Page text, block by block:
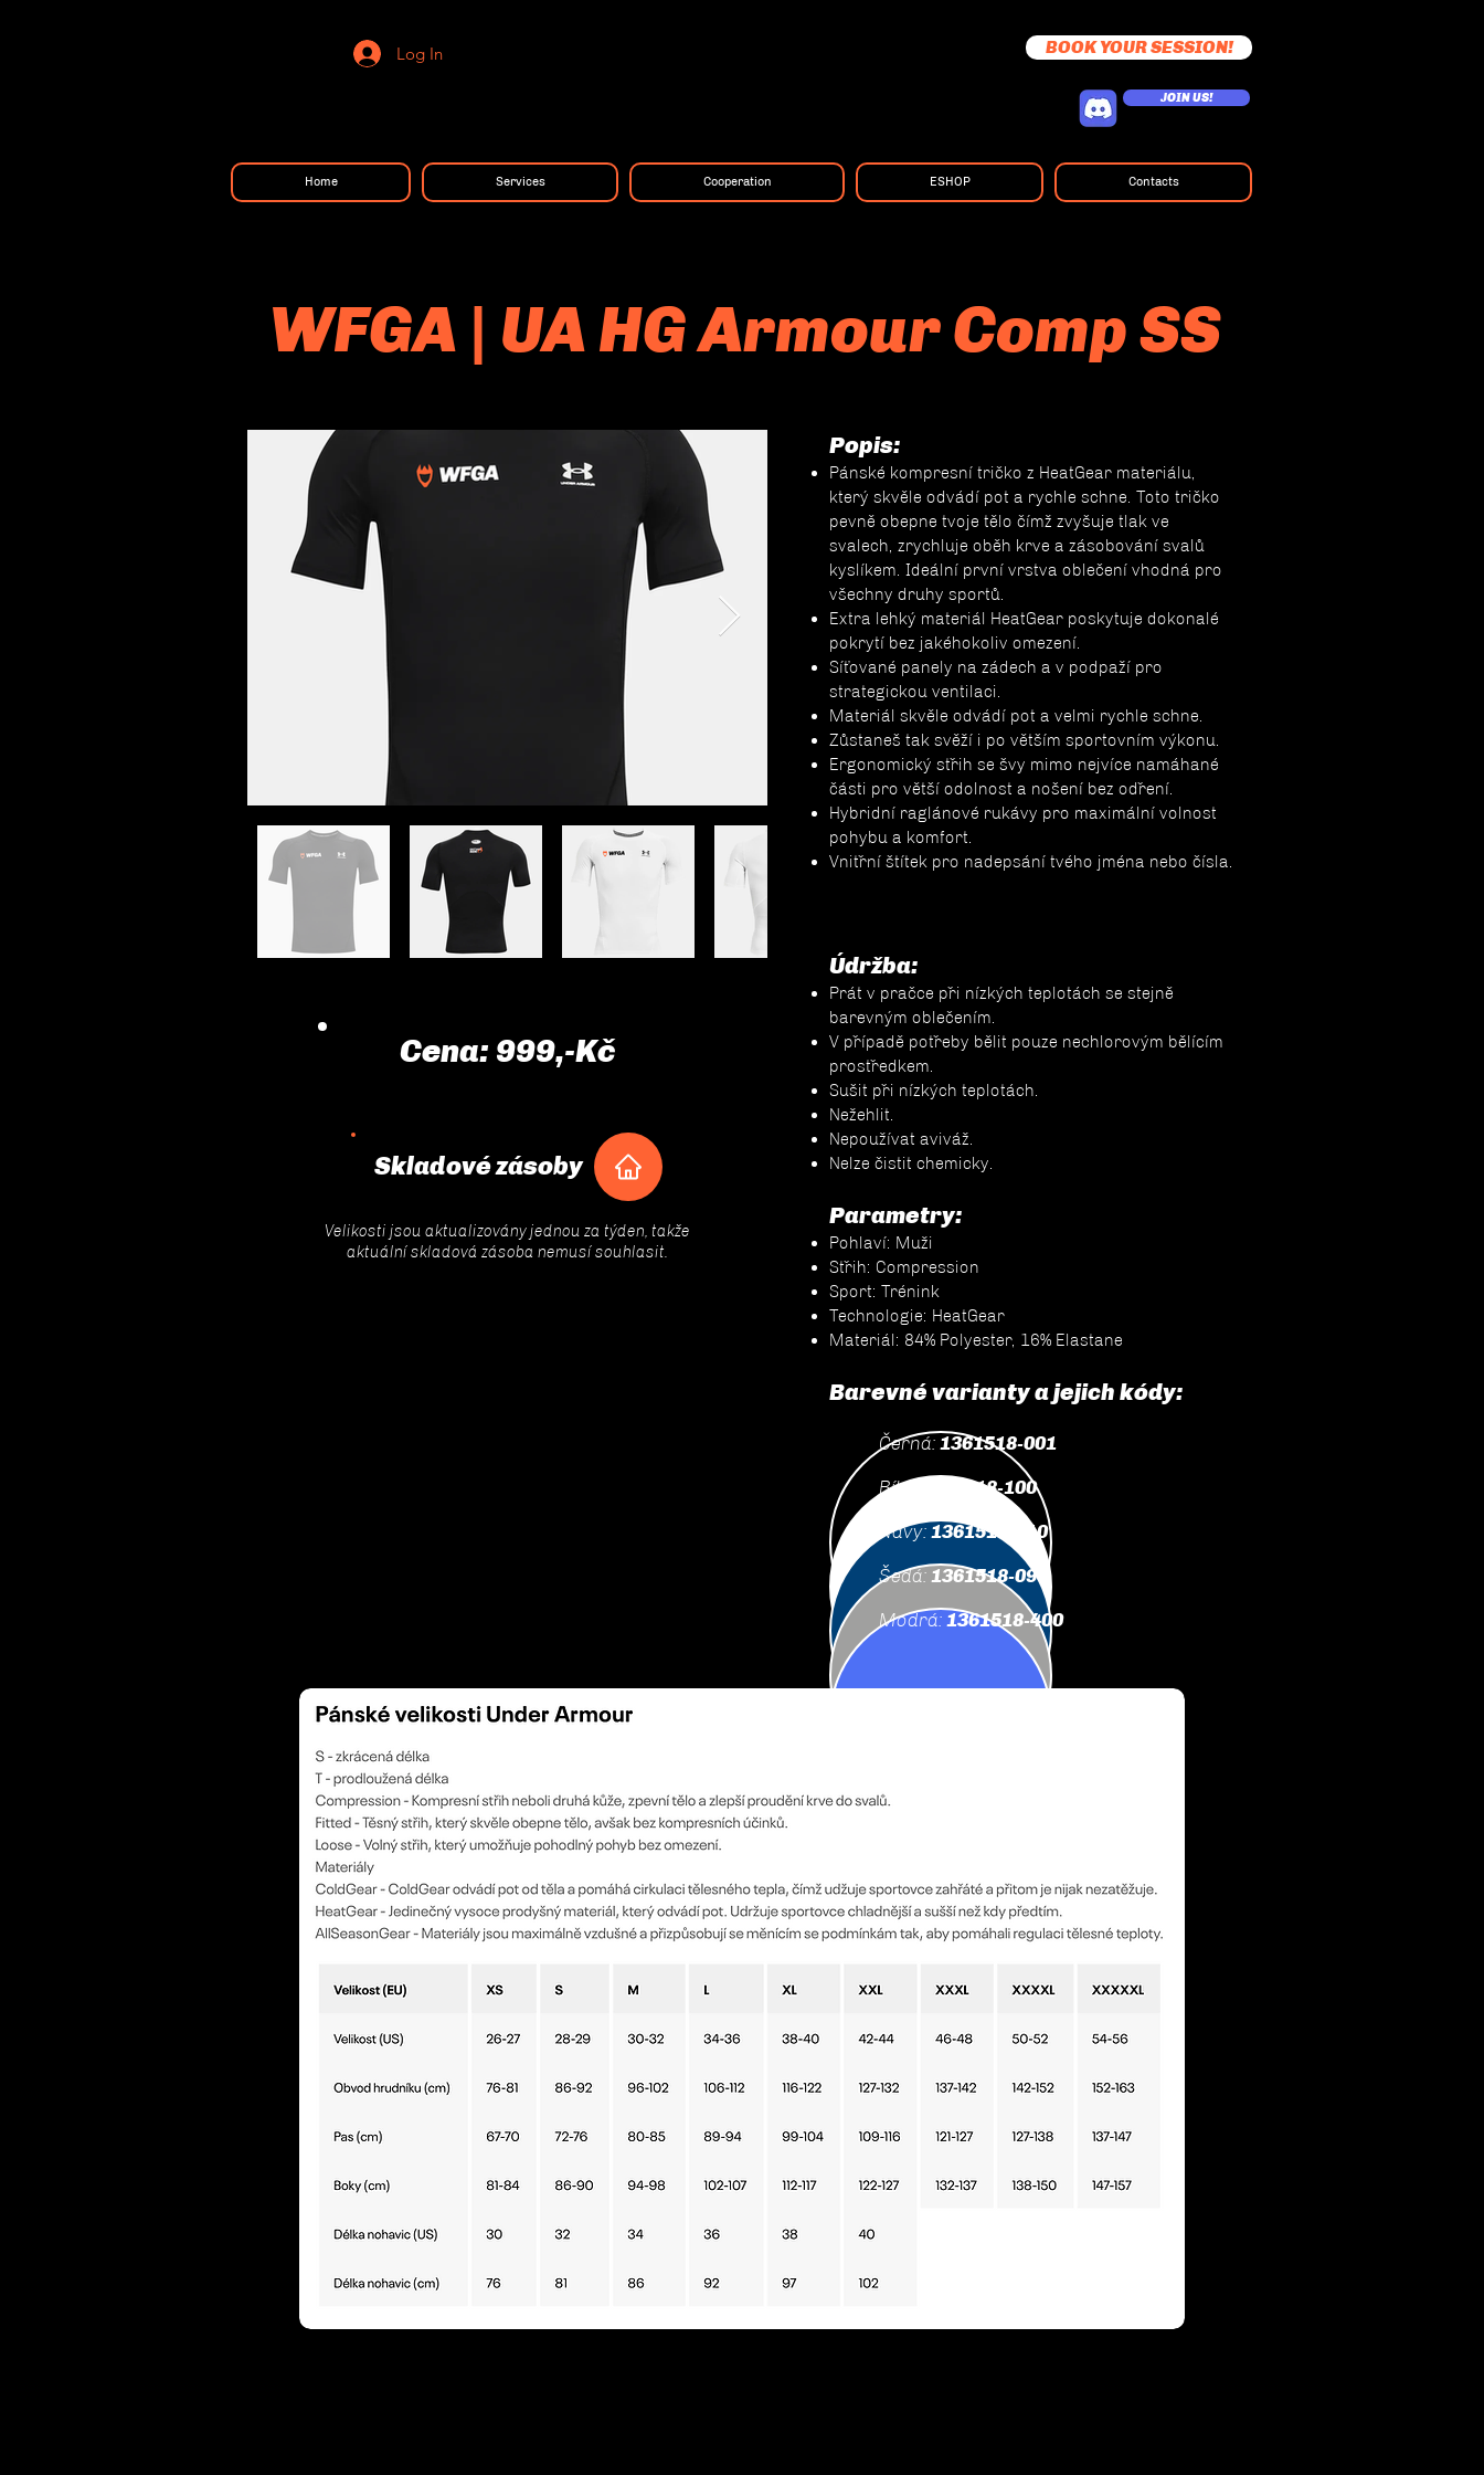
Log In BOOK YOUR SESSION!
JOIN US!
Home Services Cooperation ESHOP Contacts
WFGA | UA HG Armour Comp SS
Cena: 999,-Kč
Skladové zásoby
Velikosti jsou aktualizovány jednou za týden, takže
aktuální skladová zásoba nemusí souhlasit.
Popis:
Pánské kompresní tričko z HeatGear materiálu,
který skvěle odvádí pot a rychle schne. Toto tričko
pevně obepne tvoje tělo čímž zvyšuje tlak ve
svalech, zrychluje oběh krve a zásobování svalů
kyslíkem. Ideální první vrstva oblečení vhodná pro
všechny druhy sportů.
Extra lehký materiál HeatGear poskytuje dokonalé
pokrytí bez jakéhokoliv omezení.
Síťované panely na zádech a v podpaží pro
strategickou ventilaci.
Materiál skvěle odvádí pot a velmi rychle schne.
Zůstaneš tak svěží i po větším sportovním výkonu.
Ergonomický střih se švy mimo nejvíce namáhané
části pro větší odolnost a nošení bez odření.
Hybridní raglánové rukávy pro maximální volnost
pohybu a komfort.
Vnitřní štítek pro nadepsání tvého jména nebo čísla.
Údržba:
Prát v pračce při nízkých teplotách se stejně
barevným oblečením.
V případě potřeby bělit pouze nechlorovým bělícím
prostředkem.
Sušit při nízkých teplotách.
Nežehlit.
Nepoužívat aviváž.
Nelze čistit chemicky.
Parametry:
Pohlaví: Muži
Střih: Compression
Sport: Trénink
Technologie: HeatGear
Materiál: 84% Polyester, 16% Elastane
Barevné varianty a jejich kódy:
Černá: 1361518-001
Bílá:
1361518-100
Navy: 1361518-410
Šedá: 1361518-090
Modrá: 1361518-400